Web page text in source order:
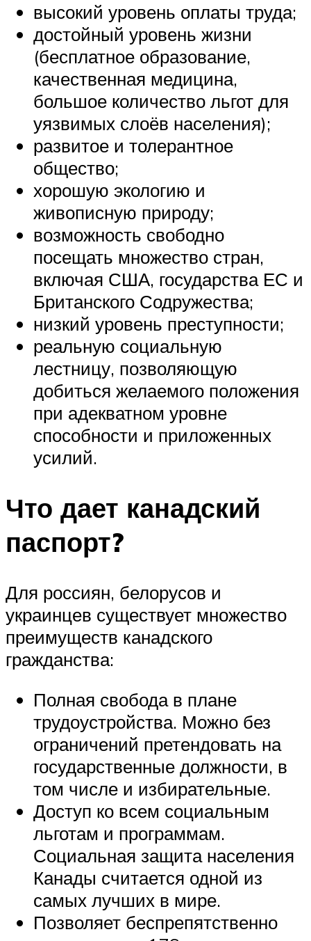
высокий уровень оплаты труда;
достойный уровень жизни
(бесплатное образование,
качественная медицина,
большое количество льгот для
уязвимых слоёв населения);
развитое и толерантное
общество;
хорошую экологию и
живописную природу;
возможность свободно
посещать множество стран,
включая США, государства ЕС и
Британского Содружества;
низкий уровень преступности;
реальную социальную
лестницу, позволяющую
добиться желаемого положения
при адекватном уровне
способности и приложенных
усилий.
Что дает канадский
паспорт?
Для россиян, белорусов и
украинцев существует множество
преимуществ канадского
гражданства:
Полная свобода в плане
трудоустройства. Можно без
ограничений претендовать на
государственные должности, в
том числе и избирательные.
Доступ ко всем социальным
льготам и программам.
Социальная защита населения
Канады считается одной из
самых лучших в мире.
Позволяет беспрепятственно